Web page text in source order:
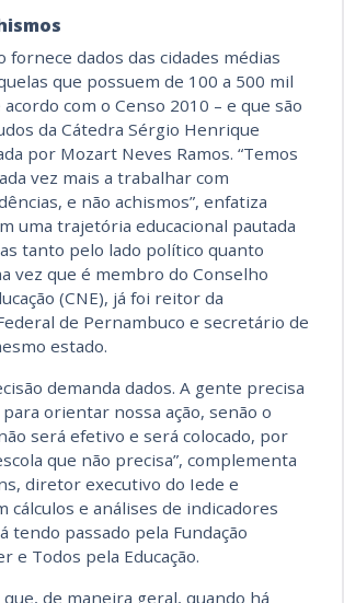
fornece dados das cidades médias
que possuem de 100 a 500 mil
com o Censo 2010 – e que são
da Cátedra Sérgio Henrique
por Mozart Neves Ramos. “Temos
vez mais a trabalhar com
e não achismos”, enfatiza
uma trajetória educacional pautada
tanto pelo lado político quanto
vez que é membro do Conselho
(CNE), já foi reitor da
de Pernambuco e secretário de
estado.
demanda dados. A gente precisa
orientar nossa ação, senão o
será efetivo e será colocado, por
que não precisa”, complementa
diretor executivo do Iede e
cálculos e análises de indicadores
tendo passado pela Fundação
e Todos pela Educação.
de maneira geral, quando há